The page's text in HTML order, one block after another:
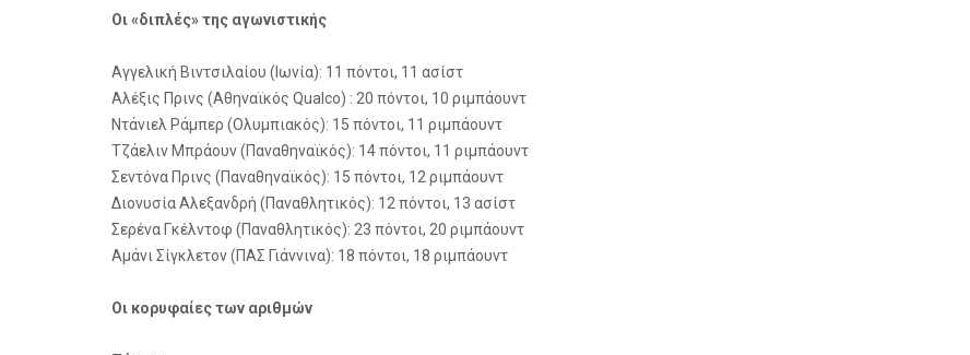
Οι «διπλές» της αγωνιστικής
Αγγελική Βιντσιλαίου (Ιωνία): 11 πόντοι, 11 ασίστ
Αλέξις Πρινς (Αθηναϊκός Qualco) : 20 πόντοι, 10 ριμπάουντ
Ντάνιελ Ράμπερ (Ολυμπιακός): 15 πόντοι, 11 ριμπάουντ
Τζάελιν Μπράουν (Παναθηναϊκός): 14 πόντοι, 11 ριμπάουντ
Σεντόνα Πρινς (Παναθηναϊκός): 15 πόντοι, 12 ριμπάουντ
Διονυσία Αλεξανδρή (Παναθλητικός): 12 πόντοι, 13 ασίστ
Σερένα Γκέλντοφ (Παναθλητικός): 23 πόντοι, 20 ριμπάουντ
Αμάνι Σίγκλετον (ΠΑΣ Γιάννινα): 18 πόντοι, 18 ριμπάουντ
Οι κορυφαίες των αριθμών